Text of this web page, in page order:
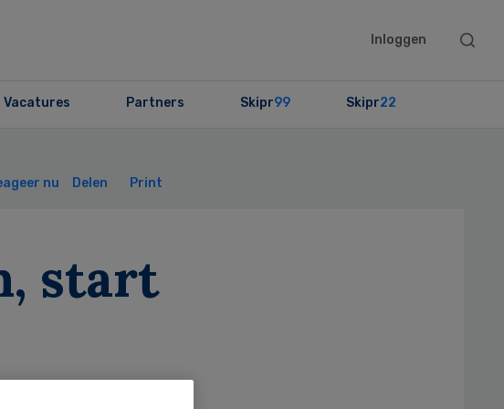
Inloggen
Search
Vacatures Partners Skipr99 Skipr22
nu Delen Print
start